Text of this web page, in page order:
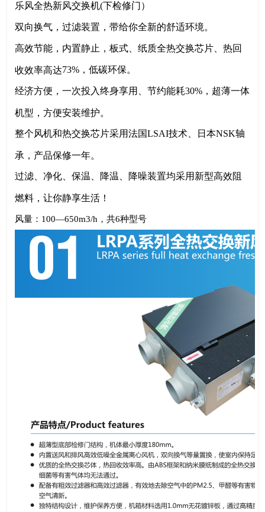
乐风全热新风交换机(下检修门）
双向换气，过滤装置，带给你全新的舒适环境。
高效节能，内置静止，板式、纸质全热交换芯片、热回
收效率高达73%，低碳环保。
经济方便，一次投入终身享用、节约能耗30%，超薄一体
机型，方便安装维护。
整个风机和热交换芯片采用法国LSAI技术、日本NSK轴
承，产品保修一年。
过滤、净化、保温、降温、降噪装置均采用新型高效阻
燃料，让你静享生活！
风量： 100—650m3/h，共6种型号